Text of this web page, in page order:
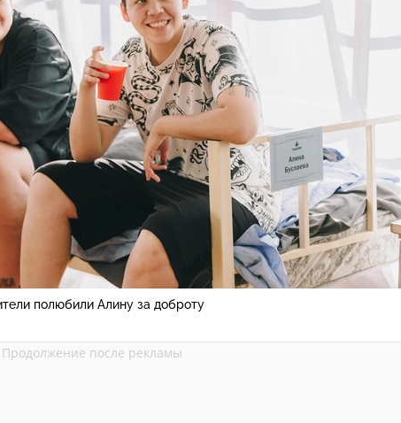
полюбили Алину за доброту